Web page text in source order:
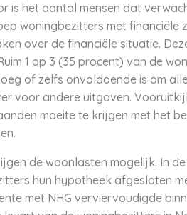
is het aantal mensen dat
woningbezitters met financiële
over de financiële situatie.
1 op 3 (35 procent) van de
of zelfs onvoldoende is om
voor andere uitgaven.
moeite te krijgen met het
de woonlasten mogelijk. In
hun hypotheek afgesloten
met NHG verviervoudigde